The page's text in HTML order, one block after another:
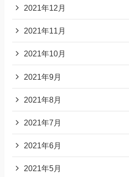
2021年12月
2021年11月
2021年10月
2021年9月
2021年8月
2021年7月
2021年6月
2021年5月